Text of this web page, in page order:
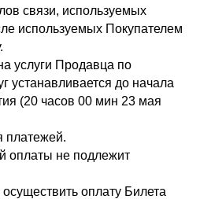
связи, используемых
используемых Покупателем
услуги Продавца по
устанавливается до начала
(20 часов 00 мин 23 мая
платежей.
оплаты не подлежит
оплату Билета